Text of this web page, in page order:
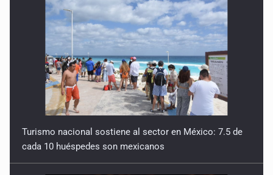
Turismo nacional sostiene al sector en México: 7.5 de
cada 10 huéspedes son mexicanos